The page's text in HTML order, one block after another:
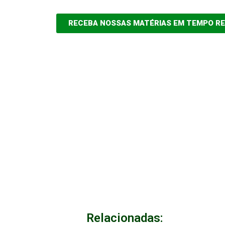
RECEBA NOSSAS MATÉRIAS EM TEMPO
Relacionadas: